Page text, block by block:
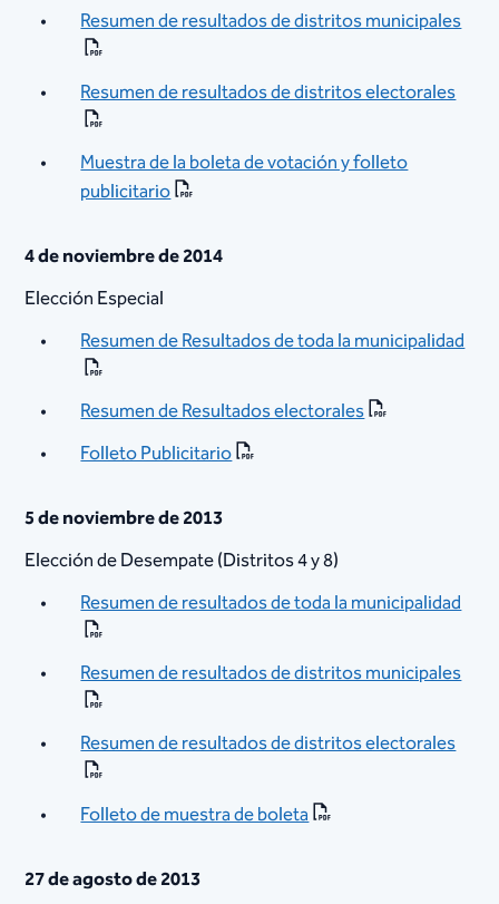
Resumen de resultados de distritos municipales
Resumen de resultados de distritos electorales​
Muestra de la boleta de votación y folleto
publicitario​
4 de noviembre de 2014
Elección Especial
Resumen de Resultados de toda la municipalidad​
Resumen de Resultados electorales
Folleto Publicitario​
5 de noviembre de 2013
Elección de Desempate (Distritos 4 y 8)
Resumen de resultados de toda la municipalidad
Resumen de resultados de distritos municipales
Resumen de resultados de distritos electorales
Folleto de muestra de boleta
27 de agosto de 2013